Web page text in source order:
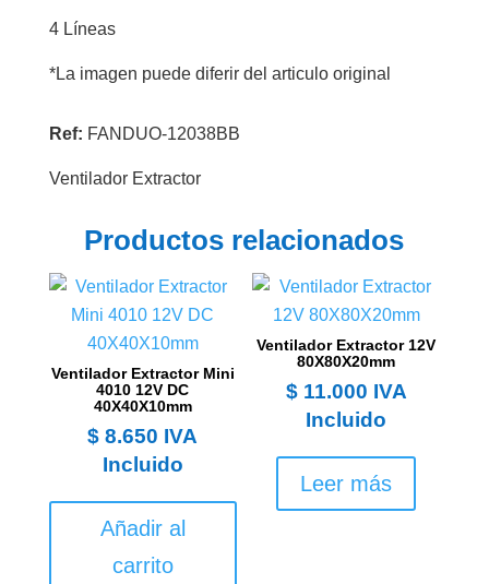
4 Líneas
*La imagen puede diferir del articulo original
Ref: FANDUO-12038BB
Ventilador Extractor
Productos relacionados
Ventilador Extractor Mini
4010 12V DC
40X40X10mm
$ 8.650 IVA
Incluido
Añadir al
carrito
Ventilador Extractor 12V
80X80X20mm
$11.000 IVA
Incluido
Leer más